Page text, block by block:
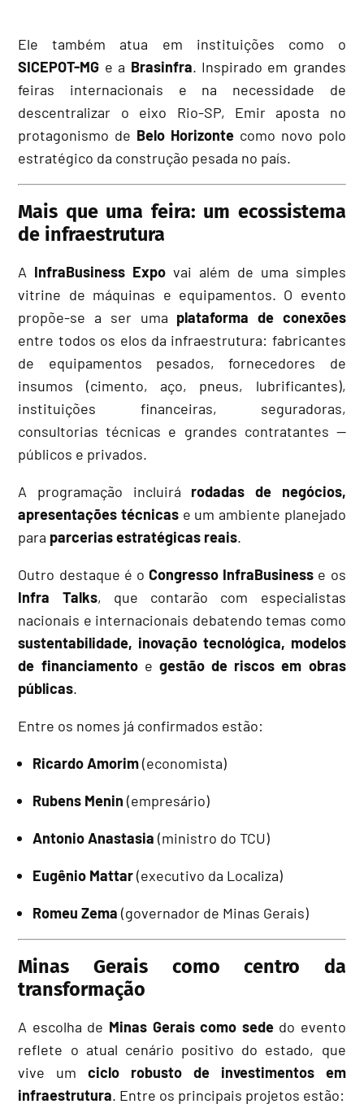
Ele também atua em instituições como o
SICEPOT-MG e a Brasinfra. Inspirado em grandes
feiras internacionais e na necessidade de
descentralizar o eixo Rio-SP, Emir aposta no
protagonismo de Belo Horizonte como novo polo
estratégico da construção pesada no país.
Mais que uma feira: um ecossistema
de infraestrutura
A InfraBusiness Expo vai além de uma simples
vitrine de máquinas e equipamentos. O evento
propõe-se a ser uma plataforma de conexões
entre todos os elos da infraestrutura: fabricantes
de equipamentos pesados, fornecedores de
insumos (cimento, aço, pneus, lubrificantes),
instituições financeiras, seguradoras,
consultorias técnicas e grandes contratantes —
públicos e privados.
A programação incluirá rodadas de negócios,
apresentações técnicas e um ambiente planejado
para parcerias estratégicas reais.
Outro destaque é oCongresso InfraBusiness e os
Infra Talks, que contarão com especialistas
nacionais e internacionais debatendo temas como
sustentabilidade, inovação tecnológica, modelos
de financiamentoe gestão de riscos em obras
públicas.
Entre os nomes já confirmados estão:
Ricardo Amorim(economista)
Rubens Menin (empresário)
Antonio Anastasia (ministro do TCU)
Eugênio Mattar(executivo da Localiza)
Romeu Zema (governador de Minas Gerais)
Minas Gerais como centro da
transformação
A escolha de Minas Gerais como sededo evento
reflete o atual cenário positivo do estado, que
vive umciclo robusto de investimentos em
infraestrutura. Entre os principais projetos estão: